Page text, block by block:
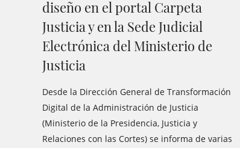
diseño en el portal Carpeta
Justicia y en la Sede Judicial
Electrónica del Ministerio de
Justicia
Desde la Dirección General de Transformación
Digital de la Administración de Justicia
(Ministerio de la Presidencia, Justicia y
Relaciones con las Cortes) se informa de varias